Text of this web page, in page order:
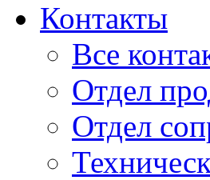
Контакты
Все
Отдел
Отдел